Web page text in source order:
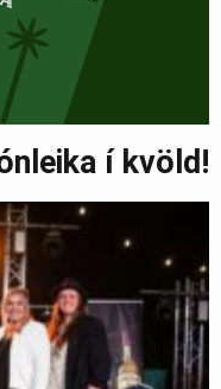
í kvöld!